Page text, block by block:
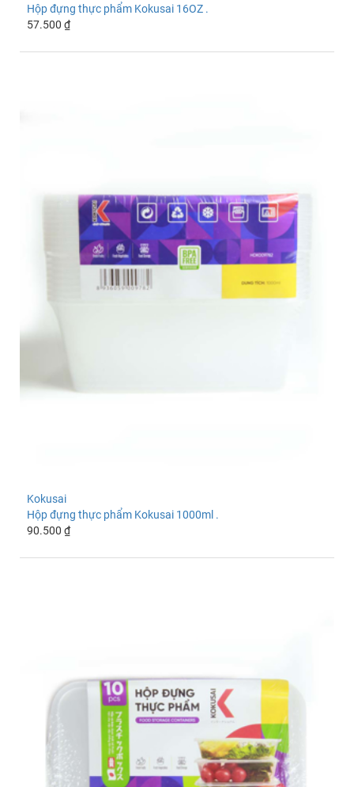
Hộp đựng thực phẩm Kokusai 16OZ .
57.500 ₫
Kokusai
Hộp đựng thực phẩm Kokusai 1000ml .
90.500 ₫